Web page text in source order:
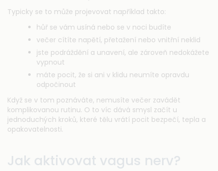
Typicky se to může projevovat například takto:
hůř se vám usíná nebo se v noci budíte
večer cítíte napětí, přetažení nebo vnitřní neklid
jste podráždění a unavení, ale zároveň nedokážete
vypnout
máte pocit, že si ani v klidu neumíte opravdu
odpočinout
Když se v tom poznáváte, nemusíte večer zavádět
komplikovanou rutinu. O to víc dává smysl začít u
jednoduchých kroků, které tělu vrátí pocit bezpečí, tepla a
opakovatelnosti.
Jak aktivovat vagus nerv?